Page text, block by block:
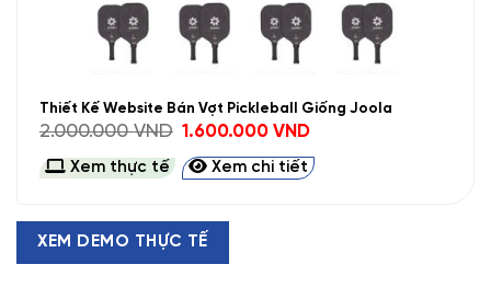
Thiết Kế Website Bán Vợt Pickleball Giống Joola
2.000.000VND Giá
gốc
là:
2.000.000 VND.
1.600.000VNDGiá
tại
là:
Xem thực tế Xem chi tiết
XEM DEMO THỰC TẾ